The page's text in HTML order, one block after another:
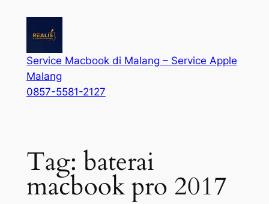
Service Macbook di Malang – Service Apple
Malang
0857-5581-2127
Tag: baterai
macbook pro 2017